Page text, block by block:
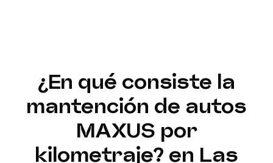
¿En qué consiste la
mantención de autos
MAXUS por
kilometraje? en Las